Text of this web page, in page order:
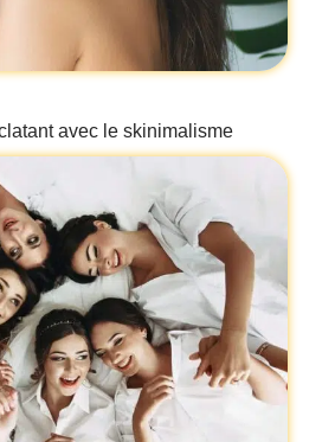
avec le skinimalisme